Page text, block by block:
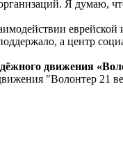
Я думаю,
а центр
движения
"Волонтер 21